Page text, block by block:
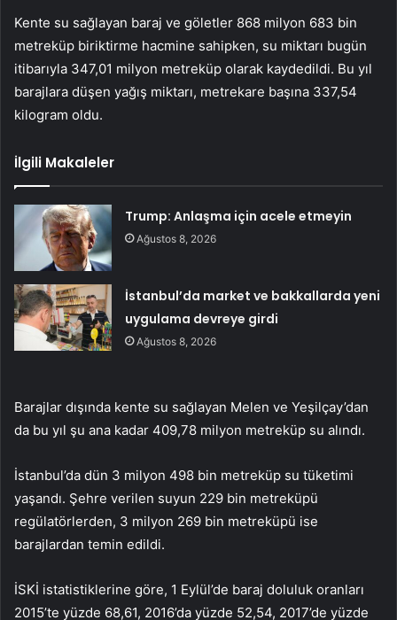
Kente su sağlayan baraj ve göletler 868 milyon 683 bin
metreküp biriktirme hacmine sahipken, su miktarı bugün
itibarıyla 347,01 milyon metreküp olarak kaydedildi. Bu yıl
barajlara düşen yağış miktarı, metrekare başına 337,54
kilogram oldu.
İlgili Makaleler
Trump: Anlaşma için acele etmeyin
Ağustos 8, 2026
İstanbul’da market ve bakkallarda yeni
uygulama devreye girdi
Ağustos 8, 2026
Barajlar dışında kente su sağlayan Melen ve Yeşilçay’dan
da bu yıl şu ana kadar 409,78 milyon metreküp su alındı.
İstanbul’da dün 3 milyon 498 bin metreküp su tüketimi
yaşandı. Şehre verilen suyun 229 bin metreküpü
regülatörlerden, 3 milyon 269 bin metreküpü ise
barajlardan temin edildi.
İSKİ istatistiklerine göre, 1 Eylül’de baraj doluluk oranları
2015’te yüzde 68,61, 2016’da yüzde 52,54, 2017’de yüzde